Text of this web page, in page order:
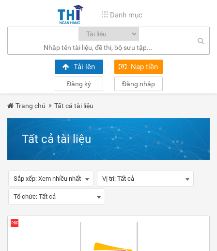
Danh mục
Tải lên Nạp tiền
Đăng ký Đăng nhập
Trang chủ Tất cả tài liệu
Tất cả tài liệu
Sắp xếp: Xem nhiều nhất Vị trí: Tất cả
Tổ chức: Tất cả